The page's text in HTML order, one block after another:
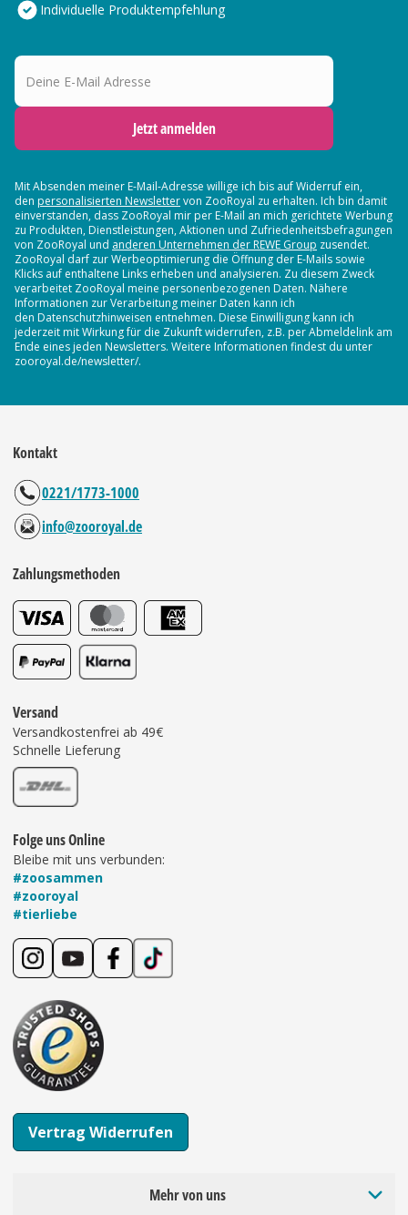
Individuelle Produktempfehlung
Deine E-Mail Adresse
Jetzt anmelden
Mit Absenden meiner E-Mail-Adresse willige ich bis auf Widerruf ein,
den personalisierten Newslettervon ZooRoyal zu erhalten. Ich bin damit
einverstanden, dass ZooRoyal mir per E-Mail an mich gerichtete Werbung
zu Produkten, Dienstleistungen, Aktionen und Zufriedenheitsbefragungen
von ZooRoyal und anderen Unternehmen der REWE Group zusendet.
ZooRoyal darf zur Werbeoptimierung die Öffnung der E-Mails sowie
Klicks auf enthaltene Links erheben und analysieren. Zu diesem Zweck
verarbeitet ZooRoyal meine personenbezogenen Daten. Nähere
Informationen zur Verarbeitung meiner Daten kann ich
den Datenschutzhinweisen entnehmen. Diese Einwilligung kann ich
jederzeit mit Wirkung für die Zukunft widerrufen, z.B. per Abmeldelink am
Ende eines jeden Newsletters. Weitere Informationen findest du unter
zooroyal.de/newsletter/.
Kontakt
0221/1773-1000
info@zooroyal.de
Zahlungsmethoden
Versand
Versandkostenfrei ab 49€
Schnelle Lieferung
Folge uns Online
Bleibe mit uns verbunden:
#zoosammen
#zooroyal
#tierliebe
Vertrag Widerrufen
Mehr von uns